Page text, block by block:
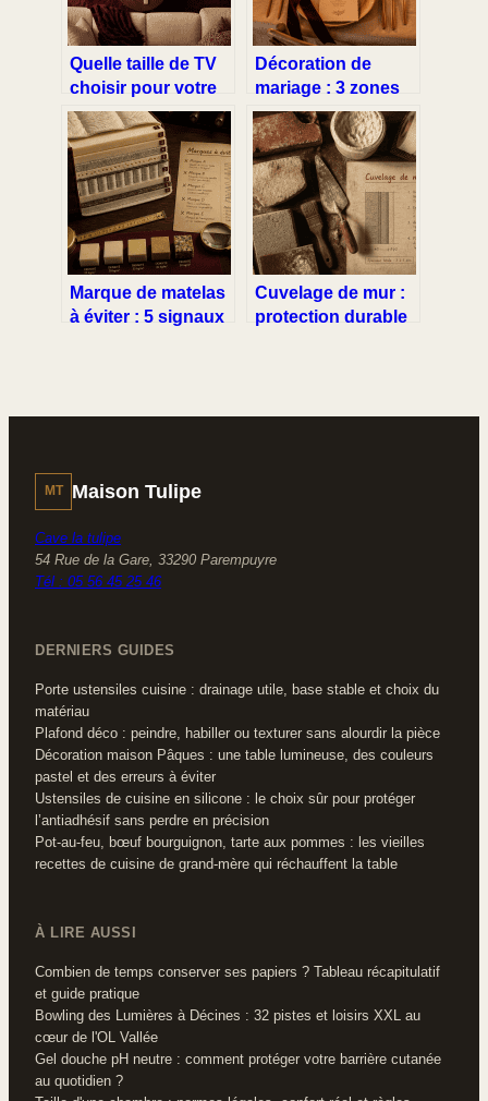
Quelle taille de TV
choisir pour votre
salon ? Méthodes
de calcul, recul
idéal et erreurs à
éviter
Décoration de
mariage : 3 zones
stratégiques pour
sublimer vos
photos et marquer
les esprits
Marque de matelas
à éviter : 5 signaux
Cuvelage de mur :
protection durable
MT Maison Tulipe
Cave la tulipe
54 Rue de la Gare, 33290 Parempuyre
Tél : 05 56 45 25 46
DERNIERS GUIDES
Porte ustensiles cuisine : drainage utile, base stable et choix du
matériau
Plafond déco : peindre, habiller ou texturer sans alourdir la pièce
Décoration maison Pâques : une table lumineuse, des couleurs
pastel et des erreurs à éviter
Ustensiles de cuisine en silicone : le choix sûr pour protéger
l’antiadhésif sans perdre en précision
Pot-au-feu, bœuf bourguignon, tarte aux pommes : les vieilles
recettes de cuisine de grand-mère qui réchauffent la table
À LIRE AUSSI
Combien de temps conserver ses papiers ? Tableau récapitulatif
et guide pratique
Bowling des Lumières à Décines : 32 pistes et loisirs XXL au
cœur de l'OL Vallée
Gel douche pH neutre : comment protéger votre barrière cutanée
au quotidien ?